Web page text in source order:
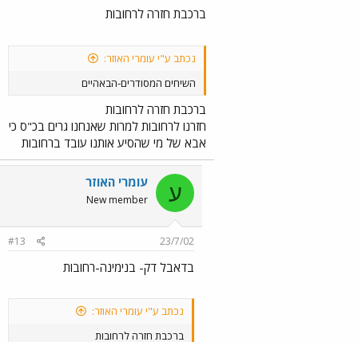
ברכבת חזרה לרחובות
נכתב ע"י עומרי האוזר:
השיחים המסודרים-הבאהיים
ברכבת חזרה לרחובות
חזרנו לרחובות למרות שאנחנו גרים בכ"ס כי
אבא של מי שהסיע אותנו עובד ברחובות
ע עומרי האוזר
New member
23/7/02
#13
בדאבל דק- בנימינה-רחובות
נכתב ע"י עומרי האוזר:
ברכבת חזרה לרחובות